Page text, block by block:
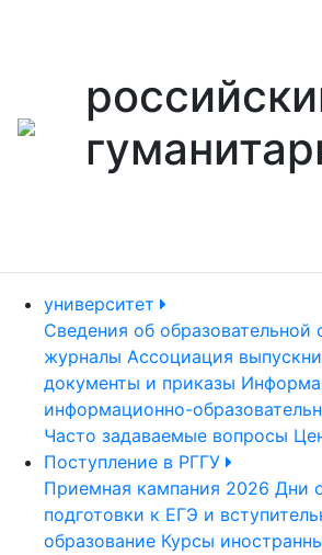
университет
Сведения об образовательной
журналы Ассоциация
документы и приказы
информационно-
Часто задаваемые вопросы
Поступление в РГГУ
Приемная кампания 2026 Дни
подготовки к ЕГЭ и
образование Курсы